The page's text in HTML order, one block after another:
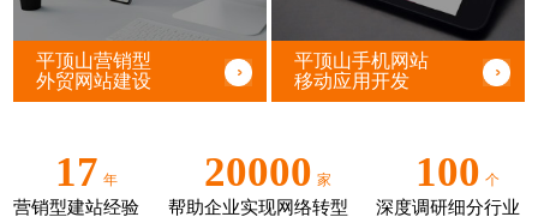
平顶山营销型
外贸网站建设
平顶山手机网站
移动应用开发
17 年
营销型建站经验
20000 家
帮助企业实现网络转型
100 个
深度调研细分行业